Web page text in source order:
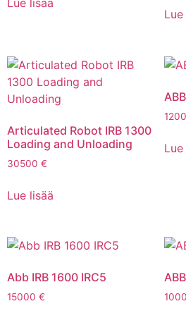
Articulated Robot IRB 1300
Loading and Unloading
30500 €
Lue lisää
Abb IRB 1600 IRC5
15000 €